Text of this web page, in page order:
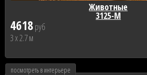
4618 руб
3 x 2.7 м
Животные
3125-М
посмотреть в интерьере